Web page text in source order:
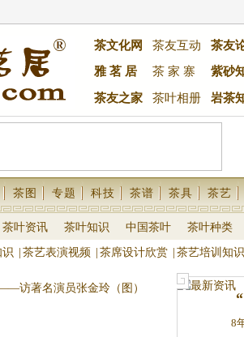
茶文化网 茶友互动
茶友
雅 茗 居
茶 家 寨 紫砂
茶友之家 茶叶相册 岩茶
茶图 专题 科技 茶谱 茶具 茶艺
茶叶资讯 茶叶知识 中国茶叶 茶叶种类
茶艺表演视频 茶席设计欣赏 茶艺培训知识
访著名演员张金玲（图）
8年